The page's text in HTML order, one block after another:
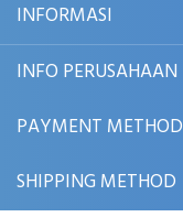
INFORMASI
INFO PERUSAHAAN
PAYMENT METHOD
SHIPPING METHOD